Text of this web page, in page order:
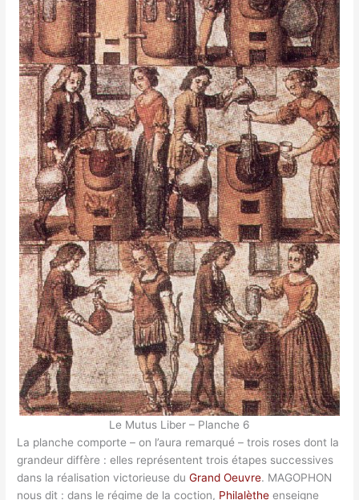
Le Mutus Liber – Planche 6
La planche comporte – on l’aura remarqué – trois roses dont la
grandeur diffère : elles représentent trois étapes successives
dans la réalisation victorieuse duGrand Oeuvre. MAGOPHON
nous dit : dans le régime de la coction, Philalèthe enseigne